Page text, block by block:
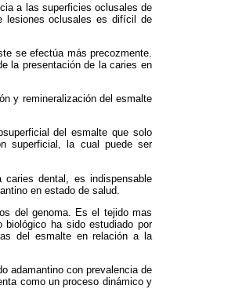
a las superficies oclusales de
lesiones oclusales es difícil de
se efectúa más precozmente.
la presentación de la caries en
y remineralización del esmalte
del esmalte que solo
superficial, la cual puede ser
dental, es indispensable
en estado de salud.
del genoma. Es el tejido mas
ha sido estudiado por
del esmalte en relación a la
adamantino con prevalencia de
como un proceso dinámico y